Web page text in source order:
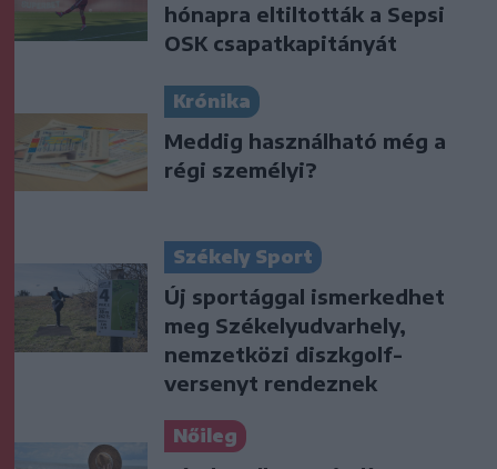
hónapra eltiltották a Sepsi
OSK csapatkapitányát
Krónika
Meddig használható még a
régi személyi?
Székely Sport
Új sportággal ismerkedhet
meg Székelyudvarhely,
nemzetközi diszkgolf-
versenyt rendeznek
Nőileg